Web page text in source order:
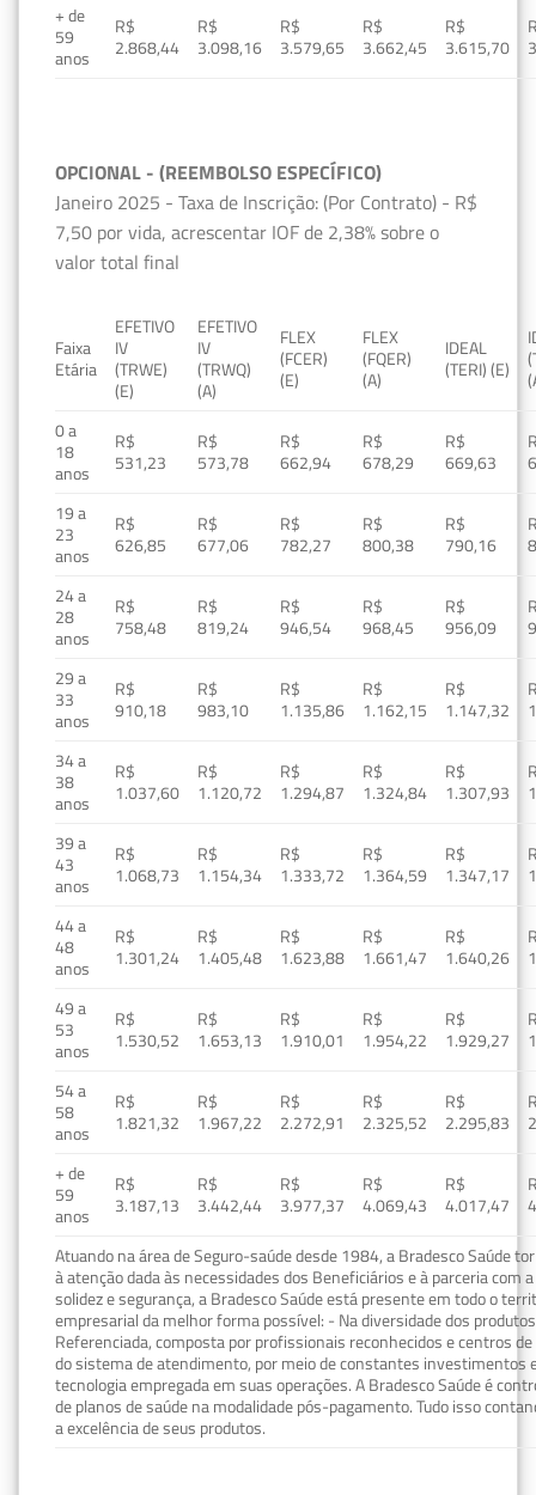
+ de
59
anos
R$
2.868,44
R$
3.098,16
R$
3.579,65
R$
3.662,45
R$
3.615,70
OPCIONAL - (REEMBOLSO ESPECÍFICO)
Janeiro 2025 - Taxa de Inscrição: (Por Contrato) - R$
7,50 por vida, acrescentar IOF de 2,38% sobre o
valor total final
Faixa
Etária
EFETIVO
IV
(TRWE)
(E)
EFETIVO
IV
(TRWQ)
(A)
FLEX
(FCER)
(E)
FLEX
(FQER)
(A)
IDEAL
(TERI) (E)
0 a
18
anos
R$
531,23
R$
573,78
R$
662,94
R$
678,29
R$
669,63
19 a
23
anos
R$
626,85
R$
677,06
R$
782,27
R$
800,38
R$
790,16
24 a
28
anos
R$
758,48
R$
819,24
R$
946,54
R$
968,45
R$
956,09
29 a
33
anos
R$
910,18
R$
983,10
R$
1.135,86
R$
1.162,15
R$
1.147,32
34 a
38
anos
R$
1.037,60
R$
1.120,72
R$
1.294,87
R$
1.324,84
R$
1.307,93
39 a
43
anos
R$
1.068,73
R$
1.154,34
R$
1.333,72
R$
1.364,59
R$
1.347,17
44 a
48
anos
R$
1.301,24
R$
1.405,48
R$
1.623,88
R$
1.661,47
R$
1.640,26
49 a
53
anos
R$
1.530,52
R$
1.653,13
R$
1.910,01
R$
1.954,22
R$
1.929,27
54 a
58
anos
R$
1.821,32
R$
1.967,22
R$
2.272,91
R$
2.325,52
R$
2.295,83
+ de
59
anos
R$
3.187,13
R$
3.442,44
R$
3.977,37
R$
4.069,43
R$
4.017,47
Atuando na área de Seguro-saúde desde 1984, a Bradesco Saúde
à atenção dada às necessidades dos Beneficiários e à parceria com
solidez e segurança, a Bradesco Saúde está presente em todo o
empresarial da melhor forma possível: - Na diversidade dos
Referenciada, composta por profissionais reconhecidos e centros
do sistema de atendimento, por meio de constantes investimentos
tecnologia empregada em suas operações. A Bradesco Saúde é
de planos de saúde na modalidade pós-pagamento. Tudo isso
a excelência de seus produtos.